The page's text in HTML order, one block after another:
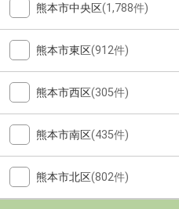
熊本市中央区(1,788件)
熊本市東区(912件)
熊本市西区(305件)
熊本市南区(435件)
熊本市北区(802件)